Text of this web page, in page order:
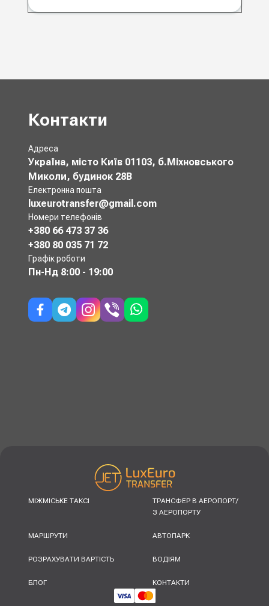
Контакти
Адреса
Україна, місто Київ 01103, б.Міхновського
Миколи, будинок 28В
Електронна пошта
luxeurotransfer@gmail.com
Номери телефонів
+380 66 473 37 36
+380 80 035 71 72
Графік роботи
Пн-Нд 8:00 - 19:00
МІЖМІСЬКЕ ТАКСІ
ТРАНСФЕР В АЕРОПОРТ/
З АЕРОПОРТУ
МАРШРУТИ АВТОПАРК
РОЗРАХУВАТИ ВАРТІСТЬ ВОДІЯМ
БЛОГ КОНТАКТИ